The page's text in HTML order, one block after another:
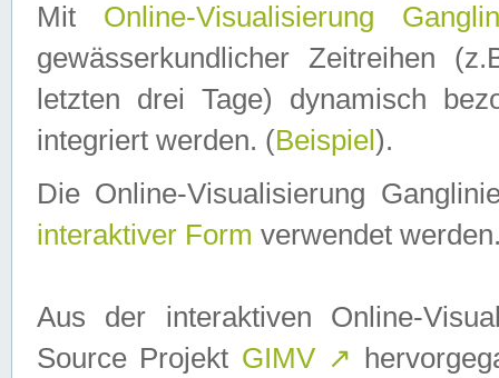
Mit Online-Visualisierung
gewässerkundlicher Zeitreihen
letzten drei Tage) dynamisch
integriert werden. (Beispiel ).
Die Online-Visualisierung
interaktiver Form verwendet
Aus der interaktiven Online-
Source Projekt GIMV ↗